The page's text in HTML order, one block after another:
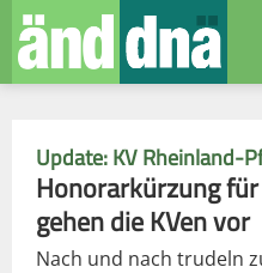
Update: KV Rheinland-
Honorarkürzung
gehen die KVen vor
Nach und nach trudeln